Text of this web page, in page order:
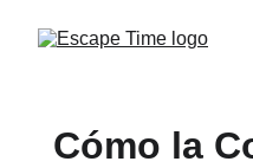
Cómo la